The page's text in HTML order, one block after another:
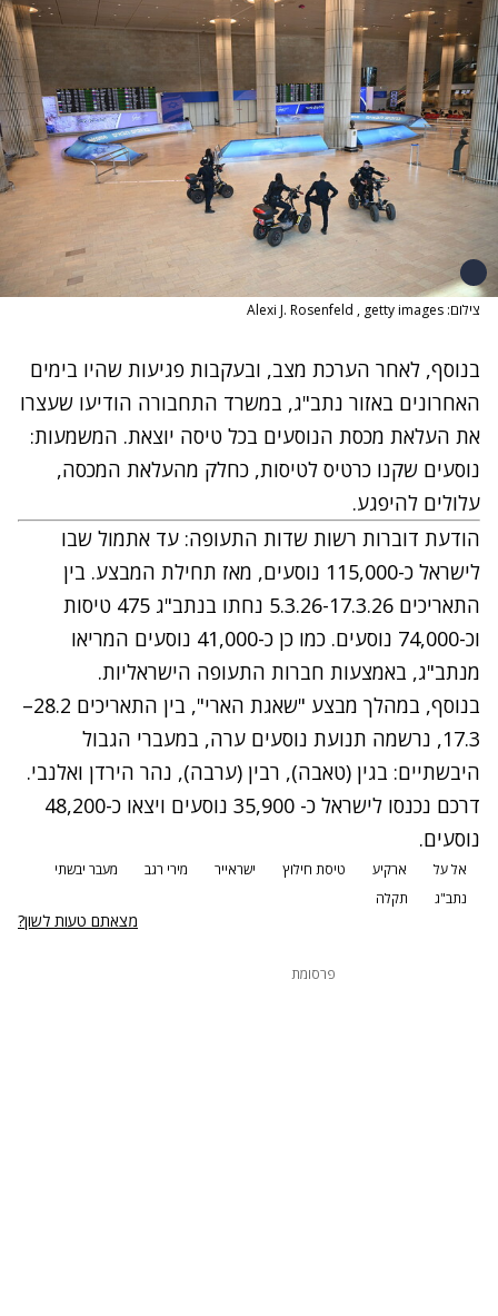
צילום: Alexi J. Rosenfeld , getty images
בנוסף, לאחר הערכת מצב, ובעקבות פגיעות שהיו בימים
האחרונים באזור נתב"ג, במשרד התחבורה הודיעו שעצרו
את העלאת מכסת הנוסעים בכל טיסה יוצאת. המשמעות:
נוסעים שקנו כרטיס לטיסות, כחלק מהעלאת המכסה,
עלולים להיפגע.
הודעת דוברות רשות שדות התעופה: עד אתמול שבו
לישראל כ-115,000 נוסעים, מאז תחילת המבצע. בין
התאריכים 5.3.26-17.3.26 נחתו בנתב"ג 475 טיסות
וכ-74,000 נוסעים. כמו כן כ-41,000 נוסעים המריאו
מנתב"ג, באמצעות חברות התעופה הישראליות.
בנוסף, במהלך מבצע "שאגת הארי", בין התאריכים 28.2–
17.3, נרשמה תנועת נוסעים ערה, במעברי הגבול
היבשתיים: בגין (טאבה), רבין (ערבה), נהר הירדן ואלנבי.
דרכם נכנסו לישראל כ- 35,900 נוסעים ויצאו כ-48,200
נוסעים.
אל על ארקיע טיסת חילוץ ישראייר מירי רגב
מעבר יבשתי
נתב"ג
תקלה
מצאתם טעות לשון?
פרסומת